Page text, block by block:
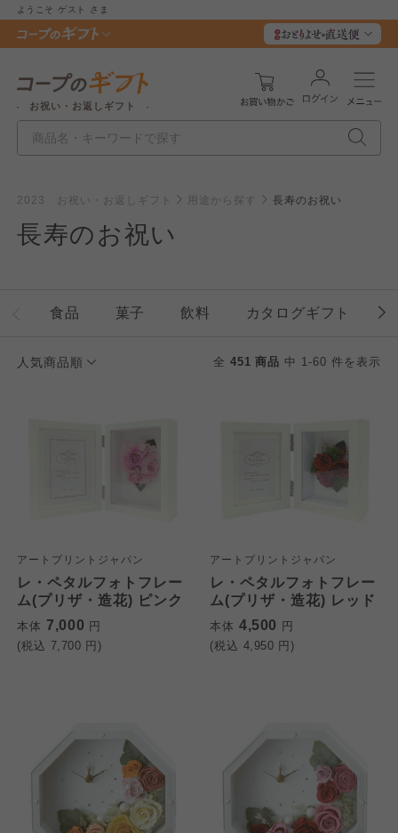
ようこそ ゲスト さま
お祝い・お返しギフト
2023 お祝い・お返しギフト 用途から探す 長寿のお祝い
長寿のお祝い
食品 菓子 飲料 カタログギフト
人気商品順 全 451 商品 中 1-60 件を表示
アートプリントジャパン
レ・ペタルフォトフレー
ム(プリザ・造花) ピンク
本体 7,000 円
(税込 7,700 円)
アートプリントジャパン
レ・ペタルフォトフレー
ム(プリザ・造花) レッド
本体 4,500 円
(税込 4,950 円)